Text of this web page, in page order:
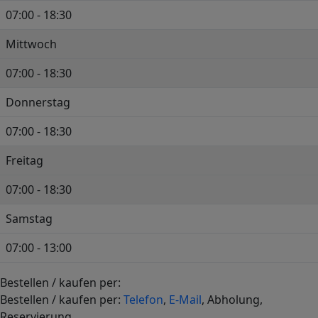
07:00 - 18:30
Mittwoch
07:00 - 18:30
Donnerstag
07:00 - 18:30
Freitag
07:00 - 18:30
Samstag
07:00 - 13:00
Bestellen / kaufen per:
Bestellen / kaufen per: Telefon, E-Mail, Abholung,
+
−